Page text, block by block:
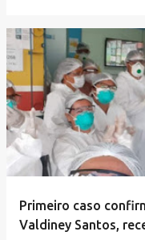
Primeiro caso
Valdiney Santos,